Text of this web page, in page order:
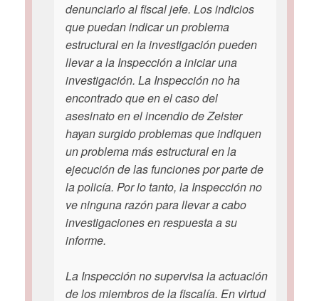
denunciarlo al fiscal jefe. Los indicios
que puedan indicar un problema
estructural en la investigación pueden
llevar a la Inspección a iniciar una
investigación. La Inspección no ha
encontrado que en el caso del
asesinato en el incendio de Zeister
hayan surgido problemas que indiquen
un problema más estructural en la
ejecución de las funciones por parte de
la policía. Por lo tanto, la Inspección no
ve ninguna razón para llevar a cabo
investigaciones en respuesta a su
informe.
La Inspección no supervisa la actuación
de los miembros de la fiscalía. En virtud